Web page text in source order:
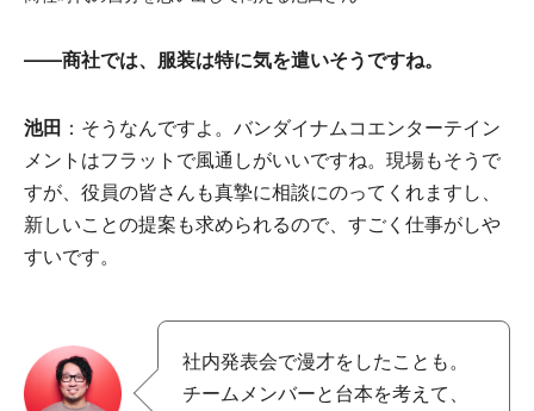
――商社では、服装は特に気を遣いそうですね。
池田 ：そうなんですよ。バンダイナムコエンターテイン
メントはフラットで風通しがいいですね。現場もそうで
すが、役員の皆さんも真摯に相談にのってくれますし、
新しいことの提案も求められるので、すごく仕事がしや
すいです。
社内発表会で漫才をしたことも。
チームメンバーと台本を考えて、